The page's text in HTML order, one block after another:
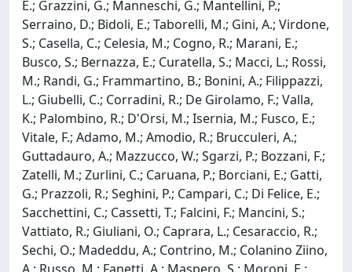
E.; Grazzini, G.; Manneschi, G.; Mantellini, P.;
Serraino, D.; Bidoli, E.; Taborelli, M.; Gini, A.; Virdone,
S.; Casella, C.; Celesia, M.; Cogno, R.; Marani, E.;
Busco, S.; Bernazza, E.; Curatella, S.; Macci, L.; Rossi,
M.; Randi, G.; Frammartino, B.; Bonini, A.; Filippazzi,
L.; Giubelli, C.; Corradini, R.; De Girolamo, F.; Valla,
K.; Palombino, R.; D'Orsi, M.; Isernia, M.; Fusco, E.;
Vitale, F.; Adamo, M.; Amodio, R.; Brucculeri, A.;
Guttadauro, A.; Mazzucco, W.; Sgarzi, P.; Bozzani, F.;
Zatelli, M.; Zurlini, C.; Caruana, P.; Borciani, E.; Gatti,
G.; Prazzoli, R.; Seghini, P.; Campari, C.; Di Felice, E.;
Sacchettini, C.; Cassetti, T.; Falcini, F.; Mancini, S.;
Vattiato, R.; Giuliani, O.; Caprara, L.; Cesaraccio, R.;
Sechi, O.; Madeddu, A.; Contrino, M.; Colanino Ziino,